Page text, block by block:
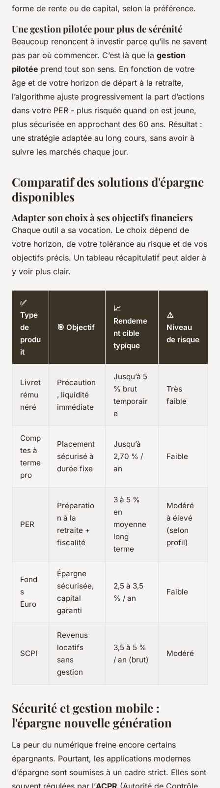
forme de rente ou de capital, selon la préférence.
Une gestion pilotée pour plus de sérénité
Beaucoup renoncent à investir parce qu’ils ne savent
pas par où commencer. C’est là que la gestion
pilotée prend tout son sens. En fonction de votre
âge et de votre horizon de départ à la retraite,
l’algorithme ajuste progressivement la part d’actions
dans votre PER - plus risquée quand on est jeune,
plus sécurisée en approchant des 60 ans. Résultat :
une stratégie adaptée au long cours, sans avoir à
suivre les marchés chaque jour.
Comparatif des solutions d'épargne
disponibles
Adapter son choix à ses objectifs financiers
Chaque outil a sa vocation. Le choix dépend de
votre horizon, de votre tolérance au risque et de vos
objectifs précis. Un tableau récapitulatif peut aider à
y voir plus clair.
✅
Type
de
produ
it
🎯 Objectif
📈
Rendeme
nt cible
typique
⚠️
Niveau
de risque
Livret
rému
néré
Précaution
, liquidité
immédiate
Jusqu’à 5
% brut
temporair
e
Très
faible
Comp
tes à
terme
pro
Placement
sécurisé à
durée fixe
Jusqu’à
2,70 % /
an
Faible
PER
Préparatio
n à la
retraite +
fiscalité
3 à 5 %
en
moyenne
long
terme
Modéré
à élevé
(selon
profil)
Fond
s
Euro
Épargne
sécurisée,
capital
garanti
2,5 à 3,5
% / an
Faible
SCPI
Revenus
locatifs
sans
gestion
3,5 à 5 %
/ an (brut)
Modéré
Sécurité et gestion mobile :
l'épargne nouvelle génération
La peur du numérique freine encore certains
épargnants. Pourtant, les applications modernes
d’épargne sont soumises à un cadre strict. Elles sont
souvent régulées par l’ACPR (Autorité de Contrôle